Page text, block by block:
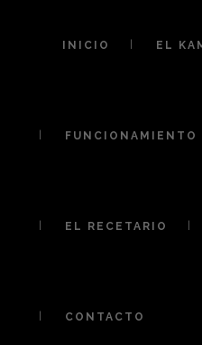
INICIO EL
FUNCIONAMIENTO
EL RECETARIO
CONTACTO